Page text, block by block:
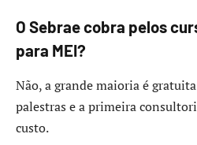
O Sebrae cobra pelos
para MEI?
Não, a grande maioria é
palestras e a primeira
custo.